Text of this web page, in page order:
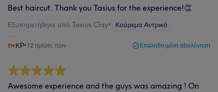
Best haircut. Thank you Tasius for the experience!👏
Εξυπηρετήθηκε από Tasius Clay• Κούρεμα Αντρικό
ΚP•12 ημέρες πριν Επαληθευμένη αξιολόγηση
Awesome experience and the guys was amazing ! On